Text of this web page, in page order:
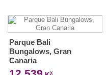
Parque Bali
Bungalows, Gran
Canaria